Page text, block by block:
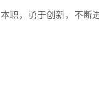
本职，勇于创新，不断